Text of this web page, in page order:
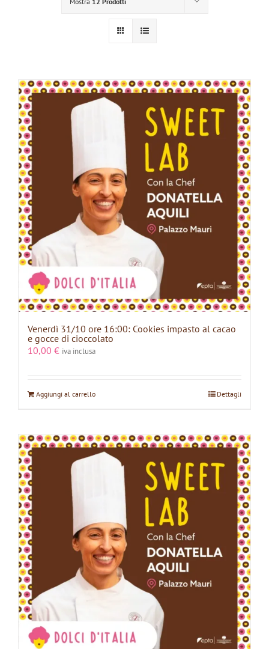
Venerdì 31/10 ore 16:00: Cookies impasto al cacao
e gocce di cioccolato
10,00 € iva inclusa
Aggiungi al carrello Dettagli